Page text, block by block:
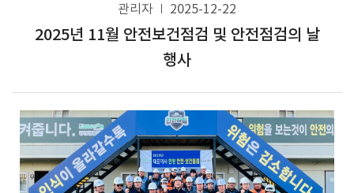
관리자 2025-12-22
2025년 11월 안전보건점검 및 안전점검의 날
행사